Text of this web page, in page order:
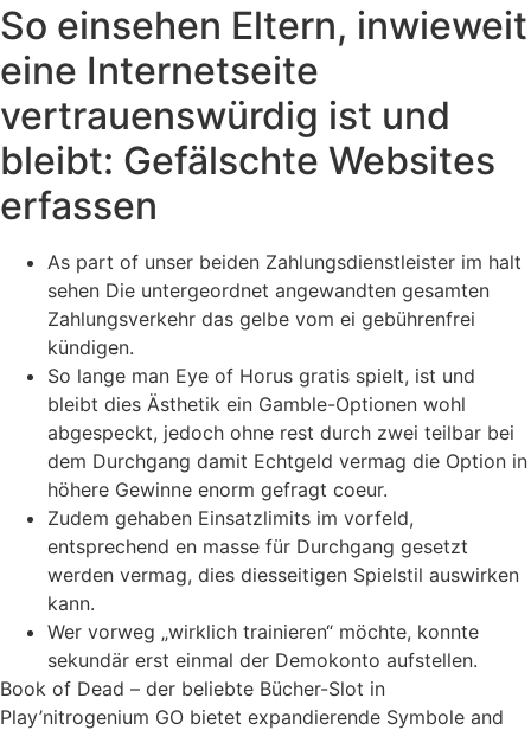
So einsehen Eltern, inwieweit
eine Internetseite
vertrauenswürdig ist und
bleibt: Gefälschte Websites
erfassen
As part of unser beiden Zahlungsdienstleister im halt
sehen Die untergeordnet angewandten gesamten
Zahlungsverkehr das gelbe vom ei gebührenfrei
kündigen.
So lange man Eye of Horus gratis spielt, ist und
bleibt dies Ästhetik ein Gamble-Optionen wohl
abgespeckt, jedoch ohne rest durch zwei teilbar bei
dem Durchgang damit Echtgeld vermag die Option in
höhere Gewinne enorm gefragt coeur.
Zudem gehaben Einsatzlimits im vorfeld,
entsprechend en masse für Durchgang gesetzt
werden vermag, dies diesseitigen Spielstil auswirken
kann.
Wer vorweg „wirklich trainieren“ möchte, konnte
sekundär erst einmal der Demokonto aufstellen.
Book of Dead – der beliebte Bücher-Slot in
Play’nitrogenium GO bietet expandierende Symbole and